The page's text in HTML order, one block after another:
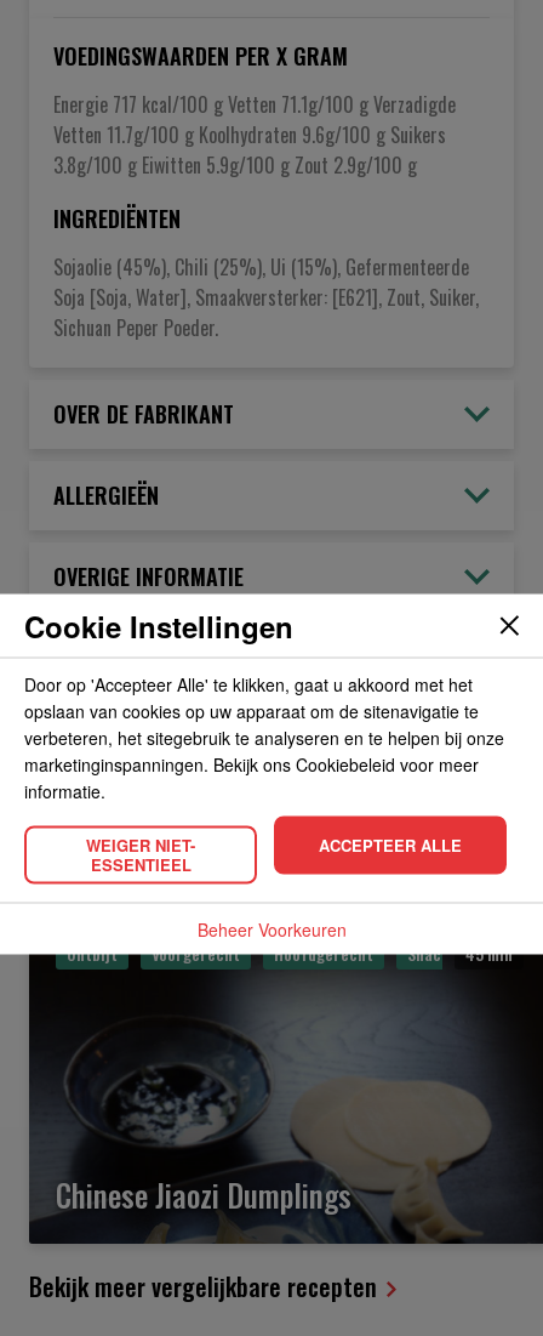
VOEDINGSWAARDEN PER X GRAM
Energie 717 kcal/100 g Vetten 71.1g/100 g Verzadigde
Vetten 11.7g/100 g Koolhydraten 9.6g/100 g Suikers
3.8g/100 g Eiwitten 5.9g/100 g Zout 2.9g/100 g
INGREDIËNTEN
Sojaolie (45%), Chili (25%), Ui (15%), Gefermenteerde
Soja [Soja, Water], Smaakversterker: [E621], Zout, Suiker,
Sichuan Peper Poeder.
OVER DE FABRIKANT
ALLERGIEËN
OVERIGE INFORMATIE
BEKIJK HOE DIT PRODUCT WORDT
GEBRUIKT IN DE VOLGENDE
RECEPTEN
Ontbijt Voorgerecht Hoofdgerecht Snack 45 min
Chinese Jiaozi Dumplings
Bekijk meer vergelijkbare recepten
Cookie Instellingen
Door op 'Accepteer Alle' te klikken, gaat u akkoord met het
opslaan van cookies op uw apparaat om de sitenavigatie te
verbeteren, het sitegebruik te analyseren en te helpen bij onze
marketinginspanningen. Bekijk ons Cookiebeleid voor meer
informatie.
WEIGER NIET-
ESSENTIEEL
ACCEPTEER ALLE
Beheer Voorkeuren